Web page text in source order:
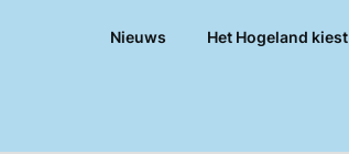
Nieuws Het Hogeland kiest